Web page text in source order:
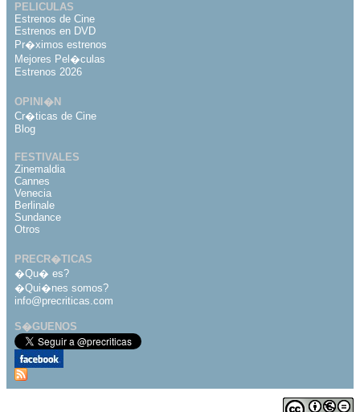
PELICULAS
Estrenos de Cine
Estrenos en DVD
Pr�ximos estrenos
Mejores Pel�culas
Estrenos 2026
OPINI�N
Cr�ticas de Cine
Blog
FESTIVALES
Zinemaldia
Cannes
Venecia
Berlinale
Sundance
Otros
PRECR�TICAS
�Qu� es?
�Qui�nes somos?
info@precriticas.com
S�GUENOS